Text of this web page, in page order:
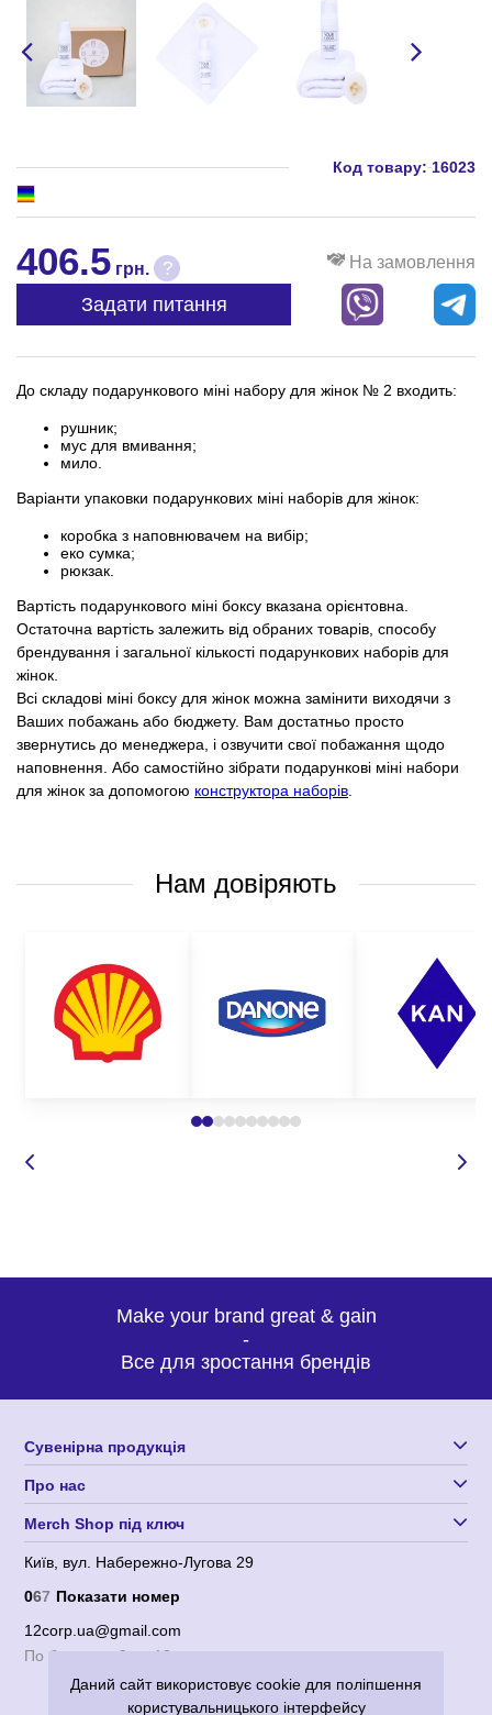
Код товару: 16023
406.5 грн. ? На замовлення
Задати питання
До складу подарункового міні набору для жінок № 2 входить:
рушник;
мус для вмивання;
мило.
Варіанти упаковки подарункових міні наборів для жінок:
коробка з наповнювачем на вибір;
еко сумка;
рюкзак.
Вартість подарункового міні боксу вказана орієнтовна.
Остаточна вартість залежить від обраних товарів, способу
брендування і загальної кількості подарункових наборів для
жінок.
Всі складові міні боксу для жінок можна замінити виходячи з
Ваших побажань або бюджету. Вам достатньо просто
звернутись до менеджера, і озвучити свої побажання щодо
наповнення. Або самостійно зібрати подарункові міні набори
для жінок за допомогою конструктора наборів
Нам довіряють
Make your brand great & gain
-
Все для зростання брендів
Сувенірна продукція
Про нас
Merch Shop під ключ
Київ, вул. Набережно-Лугова 29
067 Показати номер
12corp.ua@gmail.com
По будням с 9 до 18
Даний сайт використовує cookie для поліпшення
користувальницького інтерфейсу